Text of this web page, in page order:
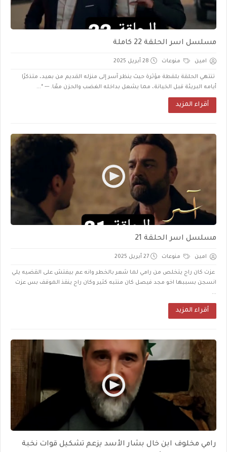
مسلسل اسر الحلقة 22 كاملة
امين منوعات 28 أبريل 2025
تنتهي الحلقة بلقطة مؤثرة حيث ينظر آسر إلى منزله القديم من بعيد، متذكرًا
أيامه البريئة قبل الخيانة، مما يشعل بداخله الغضب والحزن معًا. --- *...
أقراء المزيد
مسلسل اسر الحلقة 21
امين منوعات 27 أبريل 2025
عزت كان راح يتخلص من رامي لما شعر بالخطر وانه عم بيفتش على القضيه يلي
انسجن بسببها اخو مجد فيصل كان منتبه كثير وكان راح ينقذ الموقف بس عزت
...
أقراء المزيد
رامي مخلوف ابن خال بشار الأسد يزعم تشكيل قوات نخبة